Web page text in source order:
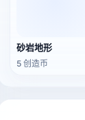
砂岩地形
5 创造币